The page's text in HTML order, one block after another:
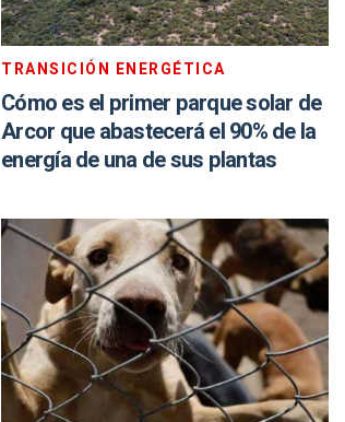
TRANSICIÓN ENERGÉTICA
Cómo es el primer parque solar de
Arcor que abastecerá el 90% de la
energía de una de sus plantas